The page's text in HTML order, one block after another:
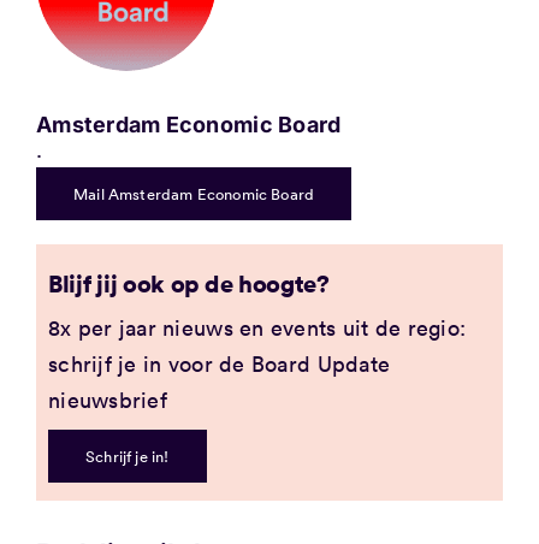
Amsterdam Economic Board
.
Mail Amsterdam Economic Board
Blijf jij ook op de hoogte?
8x per jaar nieuws en events uit de regio:
schrijf je in voor de Board Update
nieuwsbrief
Schrijf je in!